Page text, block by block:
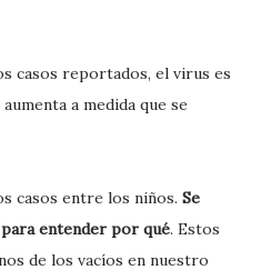
casos reportados, el virus es
a medida que se
casos entre los niños. Se
entender por qué. Estos
de los vacíos en nuestro